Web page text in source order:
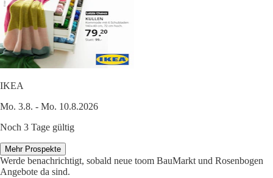
IKEA
Mo. 3.8. - Mo. 10.8.2026
Noch 3 Tage gültig
Mehr Prospekte
Werde benachrichtigt, sobald neue toom BauMarkt und Rosenbogen
Angebote da sind.